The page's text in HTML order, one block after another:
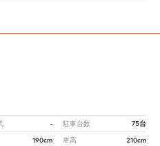
- 駐車台数 75台
190cm 車高 210cm